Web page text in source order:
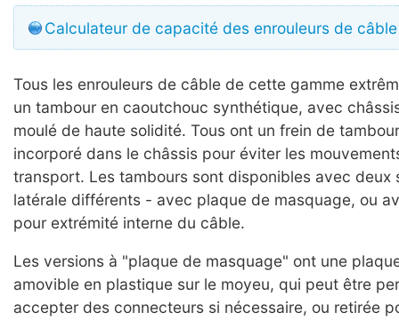
Calculateur de capacité des enrouleurs de câble
Tous les enrouleurs de câble de cette gamme
un tambour en caoutchouc synthétique, avec
moulé de haute solidité. Tous ont un frein de
incorporé dans le châssis pour éviter les
transport. Les tambours sont disponibles avec deux
latérale différents - avec plaque de masquage, ou
pour extrémité interne du câble.
Les versions à "plaque de masquage" ont une
amovible en plastique sur le moyeu, qui peut être
accepter des connecteurs si nécessaire, ou retirée